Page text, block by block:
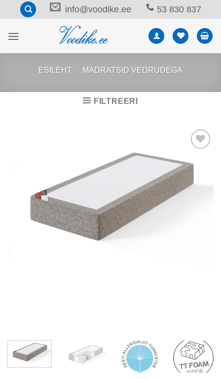
info@voodike.ee 53 830 837
ESILEHT / MADRATSID VEDRUDEGA
FILTREERI